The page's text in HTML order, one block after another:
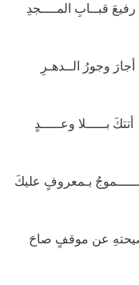
قبــابِ المــــجدِ
وجورُ الــدهـرِ
بـــــلا وعـــــدٍ
بـمعروفٍ عليكَ
عن موقفٍ صاحَ